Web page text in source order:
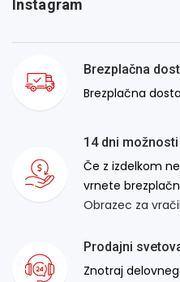
Instagram
Brezplačna
Brezplačna
14 dni
Če z izdelkom
vrnete
Obrazec za
Prodajni
Znotraj